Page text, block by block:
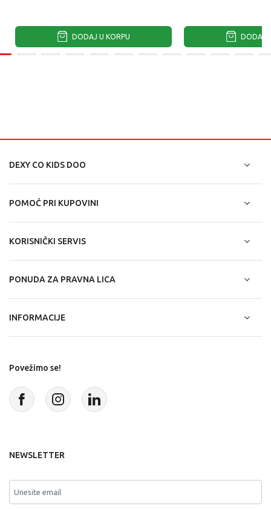
DODAJ U KORPU DODAJ
DEXY CO KIDS DOO
POMOĆ PRI KUPOVINI
KORISNIČKI SERVIS
PONUDA ZA PRAVNA LICA
INFORMACIJE
Povežimo se!
NEWSLETTER